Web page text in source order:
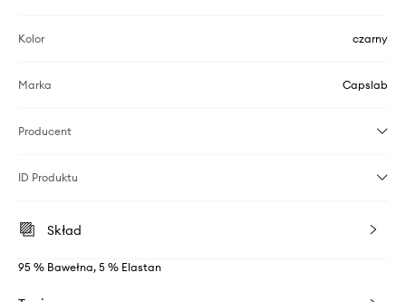
Kolor czarny
Marka Capslab
Producent
ID Produktu
Skład
95 % Bawełna, 5 % Elastan